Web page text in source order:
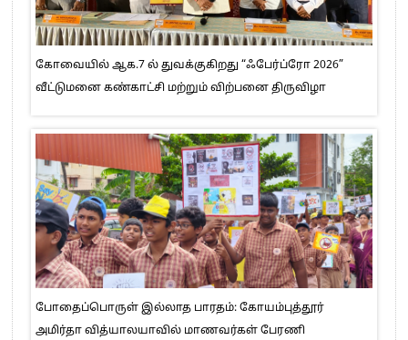
கோவையில் ஆக.7 ல் துவக்குகிறது “ஃபேர்ப்ரோ 2026”
வீட்டுமனை கண்காட்சி மற்றும் விற்பனை திருவிழா
போதைப்பொருள் இல்லாத பாரதம்: கோயம்புத்தூர்
அமிர்தா வித்யாலயாவில் மாணவர்கள் பேரணி